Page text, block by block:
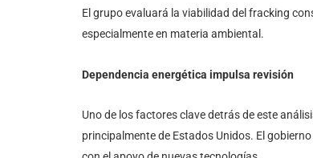
El grupo evaluará la viabilidad del fracking
especialmente en materia ambiental.
Dependencia energética impulsa revisión
Uno de los factores clave detrás de este
principalmente de Estados Unidos. El